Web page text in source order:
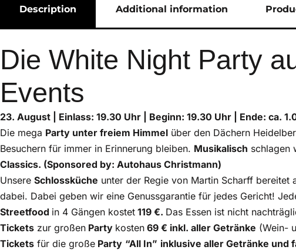
Description Additional information
Die White Night Party
Events
23. August | Einlass: 19.30 Uhr | Beginn: 19.30 Uhr | Ende: ca.
Die mega Party unter freiem Himmel über den Dächern
Besuchern für immer in Erinnerung bleiben. Musikalisch schlagen
Classics. (Sponsored by: Autohaus Christmann)
Unsere Schlossküche unter der Regie von Martin Scharff bereitet
dabei. Dabei geben wir eine Genussgarantie für jedes Gericht!
Streetfood in 4 Gängen kostet 119 €. Das Essen ist nicht
Tickets zur großen Party kosten 69 € inkl. aller Getränke (Wein-
Tickets für die große Party “All In” inklusive aller Getränke und